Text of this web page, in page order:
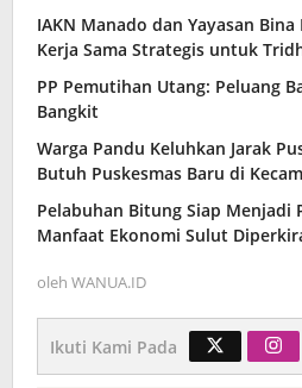
IAKN Manado dan Yayasan
Kerja Sama Strategis untuk
PP Pemutihan Utang: Peluang
Bangkit
Warga Pandu Keluhkan Jarak
Butuh Puskesmas Baru di
Pelabuhan Bitung Siap Menjadi
Manfaat Ekonomi Sulut
oleh WANUA.ID
Ikuti Kami Pada